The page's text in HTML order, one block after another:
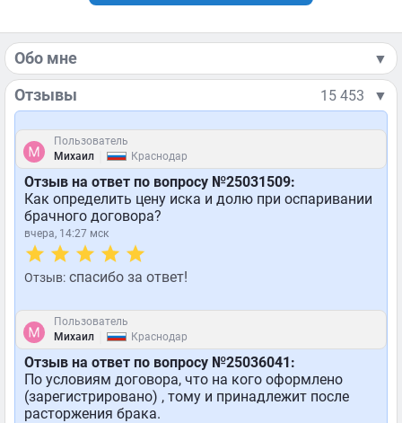
Обо мне ▼
Отзывы 15 453 ▼
Пользователь
Михаил
Краснодар
Отзыв на ответ по вопросу №25031509:
Как определить цену иска и долю при оспаривании
брачного договора?
вчера, 14:27 мск
Отзыв: спасибо за ответ!
Пользователь
Михаил
Краснодар
Отзыв на ответ по вопросу №25036041:
По условиям договора, что на кого оформлено
(зарегистрировано) , тому и принадлежит после
расторжения брака.